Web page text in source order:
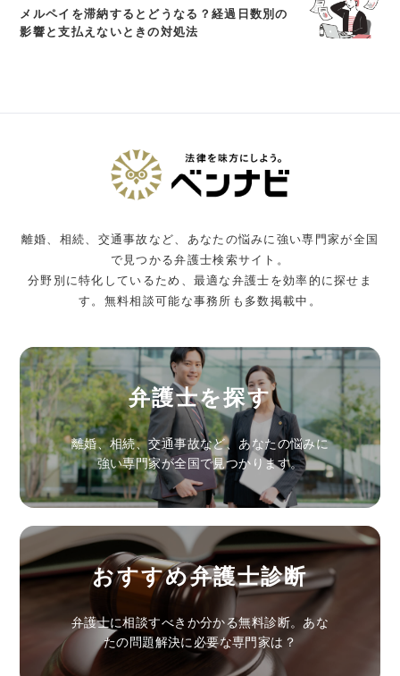
メルペイを滞納するとどうなる？経過日数別の
影響と支払えないときの対処法
離婚、相続、交通事故など、あなたの悩みに強い専門家が全国
で見つかる弁護士検索サイト。
分野別に特化しているため、最適な弁護士を効率的に探せま
す。無料相談可能な事務所も多数掲載中。
弁護士を探す
離婚、相続、交通事故など、あなたの悩みに
強い専門家が全国で見つかります。
おすすめ弁護士診断
弁護士に相談すべきか分かる無料診断。あな
たの問題解決に必要な専門家は？